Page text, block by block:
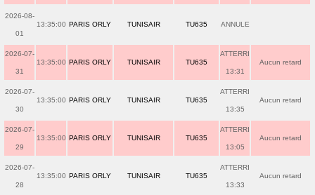
2026-08-
01
13:35:00 PARIS ORLY TUNISAIR TU635 ANNULE
2026-07-
31
13:35:00 PARIS ORLY TUNISAIR TU635
ATTERRI
13:31
Aucun retard
2026-07-
30
13:35:00 PARIS ORLY TUNISAIR TU635
ATTERRI
13:35
Aucun retard
2026-07-
29
13:35:00 PARIS ORLY TUNISAIR TU635
ATTERRI
13:05
Aucun retard
2026-07-
28
13:35:00 PARIS ORLY TUNISAIR TU635
ATTERRI
13:33
Aucun retard